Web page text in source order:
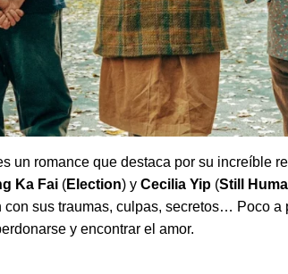
un romance que destaca por su increíble
Ka Fai (Election) yCecilia Yip (Still
con sus traumas, culpas, secretos… Poco
y encontrar el amor.